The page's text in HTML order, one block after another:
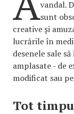
vandal.
sunt
creative și
lucrările în
desenele sale
amplasate - de
modificat sau
Tot